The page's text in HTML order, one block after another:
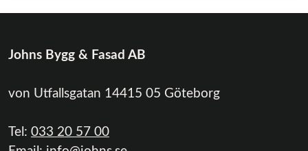
Johns Bygg & Fasad AB
von Utfallsgatan 14415 05 Göteborg
Tel: 033 20 57 00